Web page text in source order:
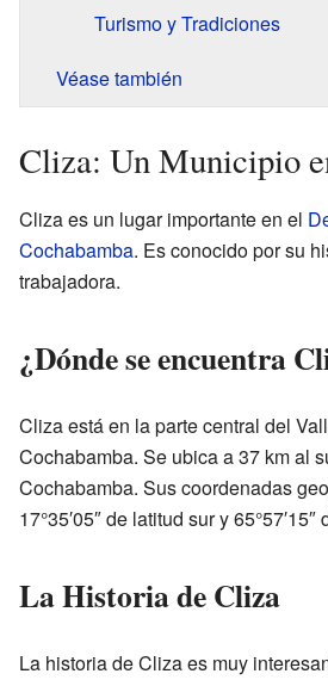
Turismo y Tradiciones
Véase también
Cliza: Un Municipio
Cliza es un lugar importante en el
Cochabamba. Es conocido por su
trabajadora.
¿Dónde se encuentra
Cliza está en la parte central del
Cochabamba. Se ubica a 37 km al
Cochabamba. Sus coordenadas
17°35′05″ de latitud sur y
La Historia de Cliza
La historia de Cliza es muy